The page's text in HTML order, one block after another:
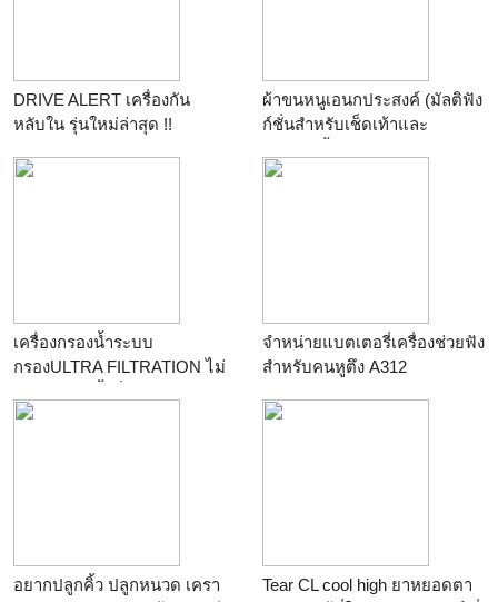
DRIVE ALERT เครื่องกัน
หลับใน รุ่นใหม่ล่าสุด !!
ผ้าขนหนูเอนกประสงค์ (มัลติฟัง
ก์ชั่นสำหรับเช็ดเท้าและ
เครื่องกรองน้ำระบบ
กรองULTRA FILTRATION ไม่
จำหน่ายแบตเตอรี่เครื่องช่วยฟัง
สำหรับคนหูตึง A312
อยากปลูกคิ้ว ปลูกหนวด เครา
Tear CL cool high ยาหยอดตา